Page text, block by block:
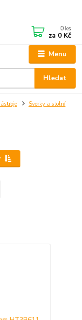
Menu
Hledat
0 ks
za 0 Kč
Svorky a stolní